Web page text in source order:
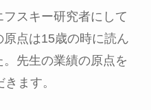
スキー研究者にして
点は15歳の時に読ん
先生の業績の原点を
ます。